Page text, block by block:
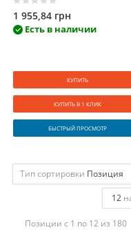
1 955,84 грн
Есть в наличии
КУПИТЬ
КУПИТЬ В 1 КЛИК
БЫСТРЫЙ ПРОСМОТР
Тип сортировки Позиция
12
Позиции с 1 по 12 из 180